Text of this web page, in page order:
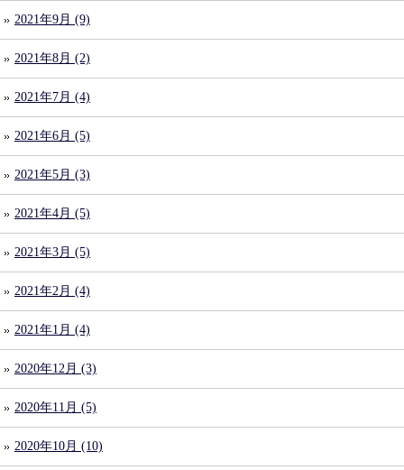
2021年9月 (9)
2021年8月 (2)
2021年7月 (4)
2021年6月 (5)
2021年5月 (3)
2021年4月 (5)
2021年3月 (5)
2021年2月 (4)
2021年1月 (4)
2020年12月 (3)
2020年11月 (5)
2020年10月 (10)